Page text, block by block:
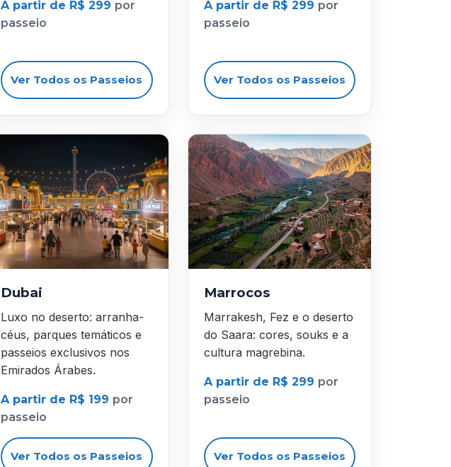
A partir de R$ 299 por
passeio
Ver Todos os Passeios
A partir de R$ 299 por
passeio
Ver Todos os Passeios
Dubai
Luxo no deserto: arranha-
céus, parques temáticos e
passeios exclusivos nos
Emirados Árabes.
A partir de R$ 199 por
passeio
Ver Todos os Passeios
Marrocos
Marrakesh, Fez e o deserto
do Saara: cores, souks e a
cultura magrebina.
A partir de R$ 299 por
passeio
Ver Todos os Passeios